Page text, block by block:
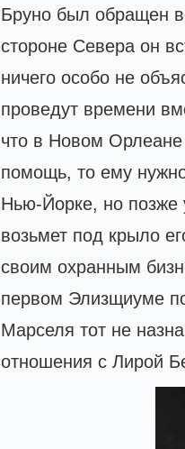
Бруно был обращен
стороне Севера он
ничего особо не
проведут времени
что в Новом
помощь, то ему
Нью-Йорке, но позже
возьмет под крыло
своим охранным
первом Элизщиуме
Марселя тот не
отношения с Лирой